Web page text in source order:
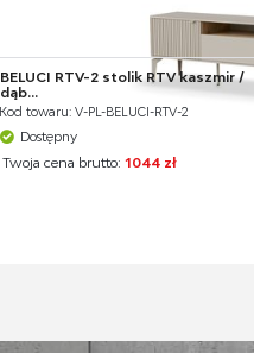
BELUCI RTV-2 stolik RTV kaszmir /
dąb...
Kod towaru: V-PL-BELUCI-RTV-2
Dostępny
Twoja cena brutto: 1044 zł